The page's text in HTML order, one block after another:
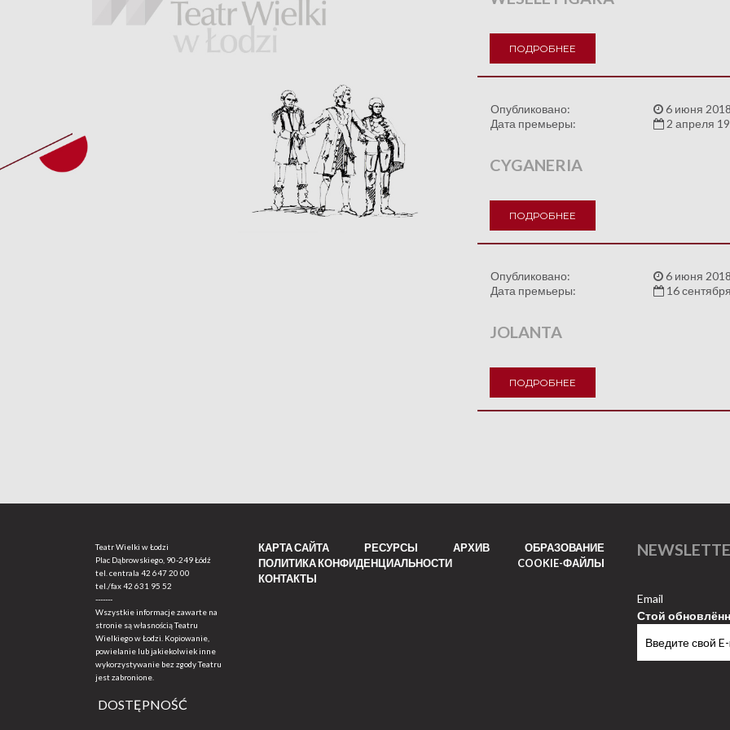
ПОДРОБНЕЕ
Опубликовано:
6 июня
Дата премьеры:
2 апреля
CYGANERIA
ПОДРОБНЕЕ
Опубликовано:
6 июня
Дата премьеры:
16
JOLANTA
ПОДРОБНЕЕ
Teatr Wielki w Łodzi
Plac Dąbrowskiego, 90-249 Łódź
tel. centrala 42 647 20 00
tel./fax42 631 95 52
-------
Wszystkie informacje zawarte na
stronie są własnością Teatru
Wielkiego w Łodzi. Kopiowanie,
powielanie lub jakiekolwiek inne
wykorzystywanie bez zgody Teatru
jest zabronione.
DOSTĘPNOŚĆ
КАРТА САЙТА РЕСУРСЫ АРХИВ
ОБРАЗОВАНИЕ
ПОЛИТИКА КОНФИДЕНЦИАЛЬНОСТИ
COOKIE-ФАЙЛЫ
КОНТАКТЫ
Email
Стой